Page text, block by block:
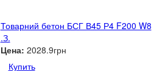
Товарний бетон БСГ В45 Р4 F200 W8
.З.
Цена: 2028.9грн
Купить